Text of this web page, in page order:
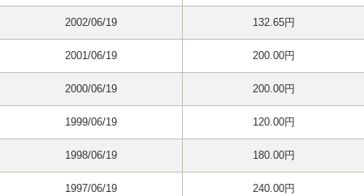
2002/06/19 132.65円
2001/06/19 200.00円
2000/06/19 200.00円
1999/06/19 120.00円
1998/06/19 180.00円
1997/06/19 240.00円